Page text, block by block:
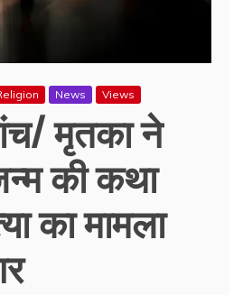
News Views
मृतका ने
की कथा
का मामला